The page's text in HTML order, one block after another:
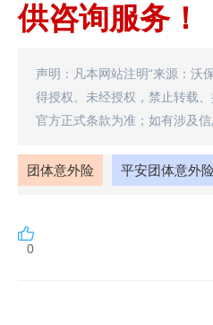
供咨询服务！
声明：凡本网站注明“来源：沃
得授权。未经授权，禁止转载
官方正式条款为准；如有涉及
团体意外险 平安团体意外
0